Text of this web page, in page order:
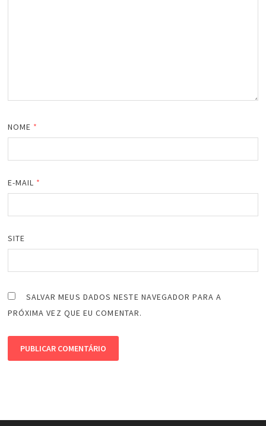
NOME *
E-MAIL *
SITE
SALVAR MEUS DADOS NESTE NAVEGADOR PARA A
PRÓXIMA VEZ QUE EU COMENTAR.